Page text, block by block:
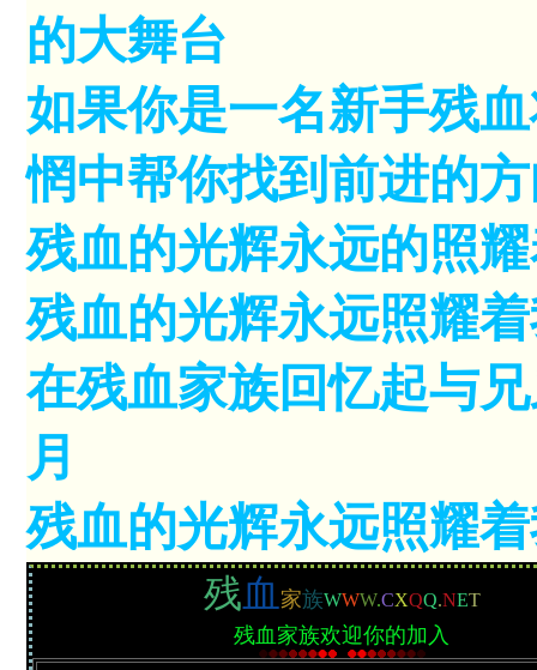
的大舞台
如果你是一名新手残
惘中帮你找到前进的
残血的光辉永远的照
残血的光辉永远照耀
在残血家族回忆起与
月
残血的光辉永远照耀
残血 家族WWW.CXQQ.NET
残血家族欢迎你的加入